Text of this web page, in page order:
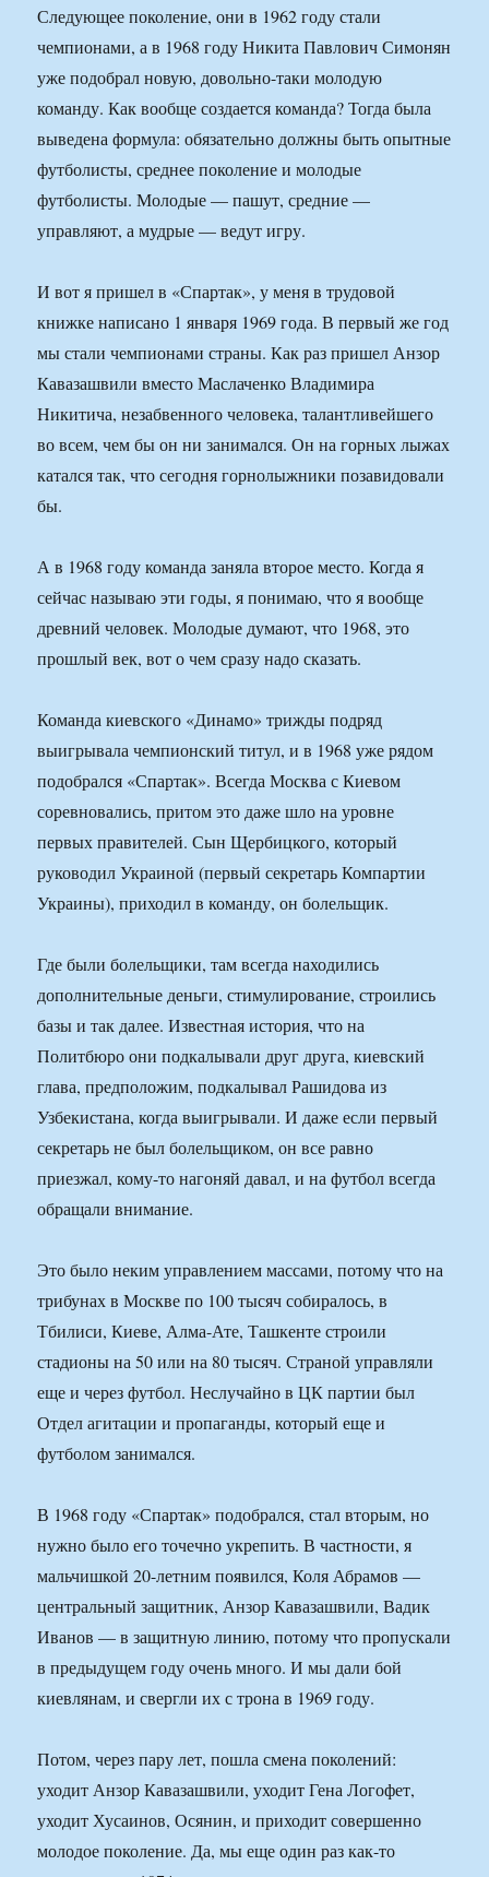
Следующее поколение, они в 1962 году стали
чемпионами, а в 1968 году Никита Павлович Симонян
уже подобрал новую, довольно-таки молодую
команду. Как вообще создается команда? Тогда была
выведена формула: обязательно должны быть опытные
футболисты, среднее поколение и молодые
футболисты. Молодые — пашут, средние —
управляют, а мудрые — ведут игру.
И вот я пришел в «Спартак», у меня в трудовой
книжке написано 1 января 1969 года. В первый же год
мы стали чемпионами страны. Как раз пришел Анзор
Кавазашвили вместо Маслаченко Владимира
Никитича, незабвенного человека, талантливейшего
во всем, чем бы он ни занимался. Он на горных лыжах
катался так, что сегодня горнолыжники позавидовали
бы.
А в 1968 году команда заняла второе место. Когда я
сейчас называю эти годы, я понимаю, что я вообще
древний человек. Молодые думают, что 1968, это
прошлый век, вот о чем сразу надо сказать.
Команда киевского «Динамо» трижды подряд
выигрывала чемпионский титул, и в 1968 уже рядом
подобрался «Спартак». Всегда Москва с Киевом
соревновались, притом это даже шло на уровне
первых правителей. Сын Щербицкого, который
руководил Украиной (первый секретарь Компартии
Украины), приходил в команду, он болельщик.
Где были болельщики, там всегда находились
дополнительные деньги, стимулирование, строились
базы и так далее. Известная история, что на
Политбюро они подкалывали друг друга, киевский
глава, предположим, подкалывал Рашидова из
Узбекистана, когда выигрывали. И даже если первый
секретарь не был болельщиком, он все равно
приезжал, кому-то нагоняй давал, и на футбол всегда
обращали внимание.
Это было неким управлением массами, потому что на
трибунах в Москве по 100 тысяч собиралось, в
Тбилиси, Киеве, Алма-Ате, Ташкенте строили
стадионы на 50 или на 80 тысяч. Страной управляли
еще и через футбол. Неслучайно в ЦК партии был
Отдел агитации и пропаганды, который еще и
футболом занимался.
В 1968 году «Спартак» подобрался, стал вторым, но
нужно было его точечно укрепить. В частности, я
мальчишкой 20-летним появился, Коля Абрамов —
центральный защитник, Анзор Кавазашвили, Вадик
Иванов — в защитную линию, потому что пропускали
в предыдущем году очень много. И мы дали бой
киевлянам, и свергли их с трона в 1969 году.
Потом, через пару лет, пошла смена поколений:
уходит Анзор Кавазашвили, уходит Гена Логофет,
уходит Хусаинов, Осянин, и приходит совершенно
молодое поколение. Да, мы еще один раз как-то